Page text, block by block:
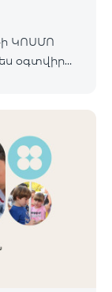
ի ԿՈՍՄՈ
օգտվիր
Smart
բոլոր
ձեռք
ի team